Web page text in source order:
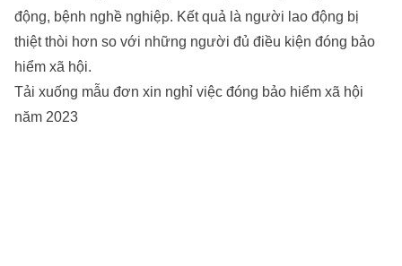
động, bệnh nghề nghiệp. Kết quả là người lao động bị
thiệt thòi hơn so với những người đủ điều kiện đóng bảo
hiểm xã hội.
Tải xuống mẫu đơn xin nghỉ việc đóng bảo hiểm xã hội
năm 2023